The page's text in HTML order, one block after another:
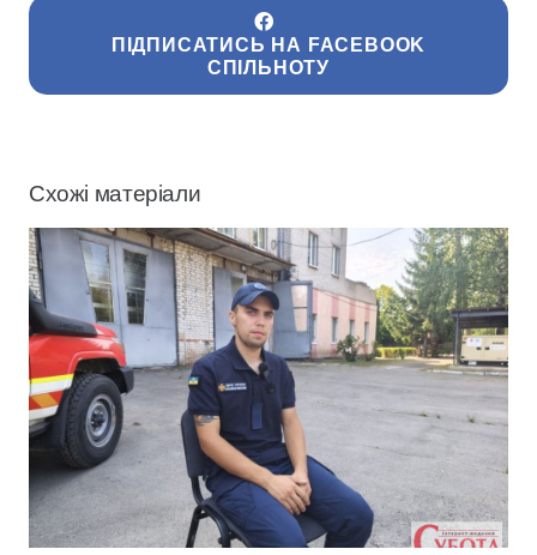
ПІДПИСАТИСЬ НА FACEBOOK
СПІЛЬНОТУ
Схожі матеріали